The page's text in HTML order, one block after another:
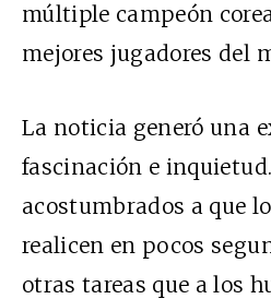
múltiple campeón
mejores jugadores del
La noticia generó una
fascinación e
acostumbrados a que
realicen en pocos
otras tareas que a los